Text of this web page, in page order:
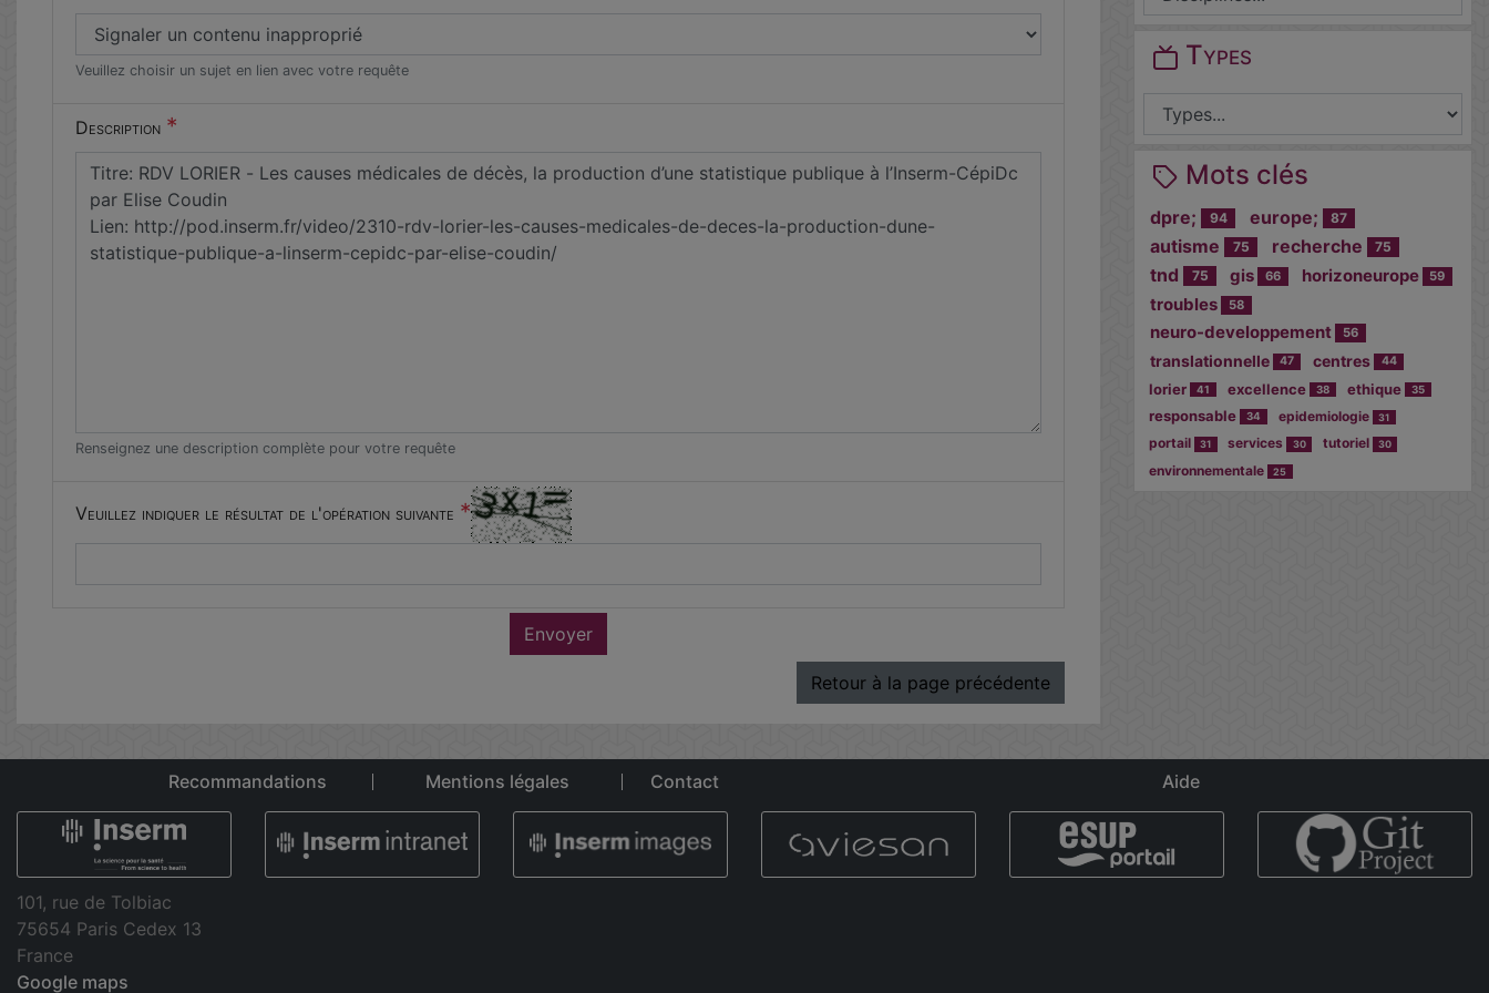
Veuillez choisir un sujet en lien avec votre requête
Description *
Renseignez une description complète pour votre requête
Veuillez indiquer le résultat de l'opération suivante *
Envoyer
Retour à la page précédente
Types
Mots clés
dpre; 94 europe; 87
autisme 75 recherche 75
tnd 75 gis 66 horizoneurope 59
troubles 58
neuro-developpement 56
translationnelle 47 centres 44
lorier 41 excellence 38 ethique 35
responsable 34 epidemiologie 31
portail 31 services 30 tutoriel 30
environnementale 25
Recommandations Mentions légales Contact Aide
101, rue de Tolbiac
75654 Paris Cedex 13
France
Google maps